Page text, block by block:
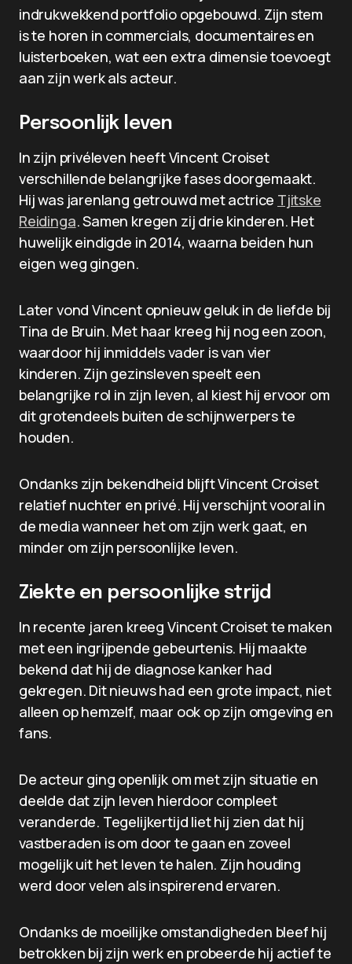
indrukwekkend portfolio opgebouwd. Zijn stem
is te horen in commercials, documentaires en
luisterboeken, wat een extra dimensie toevoegt
aan zijn werk als acteur.
Persoonlijk leven
In zijn privéleven heeft Vincent Croiset
verschillende belangrijke fases doorgemaakt.
Hij was jarenlang getrouwd met actrice Tjitske
Reidinga. Samen kregen zij drie kinderen. Het
huwelijk eindigde in 2014, waarna beiden hun
eigen weg gingen.
Later vond Vincent opnieuw geluk in de liefde bij
Tina de Bruin. Met haar kreeg hij nog een zoon,
waardoor hij inmiddels vader is van vier
kinderen. Zijn gezinsleven speelt een
belangrijke rol in zijn leven, al kiest hij ervoor om
dit grotendeels buiten de schijnwerpers te
houden.
Ondanks zijn bekendheid blijft Vincent Croiset
relatief nuchter en privé. Hij verschijnt vooral in
de media wanneer het om zijn werk gaat, en
minder om zijn persoonlijke leven.
Ziekte en persoonlijke strijd
In recente jaren kreeg Vincent Croiset te maken
met een ingrijpende gebeurtenis. Hij maakte
bekend dat hij de diagnose kanker had
gekregen. Dit nieuws had een grote impact, niet
alleen op hemzelf, maar ook op zijn omgeving en
fans.
De acteur ging openlijk om met zijn situatie en
deelde dat zijn leven hierdoor compleet
veranderde. Tegelijkertijd liet hij zien dat hij
vastberaden is om door te gaan en zoveel
mogelijk uit het leven te halen. Zijn houding
werd door velen als inspirerend ervaren.
Ondanks de moeilijke omstandigheden bleef hij
betrokken bij zijn werk en probeerde hij actief te